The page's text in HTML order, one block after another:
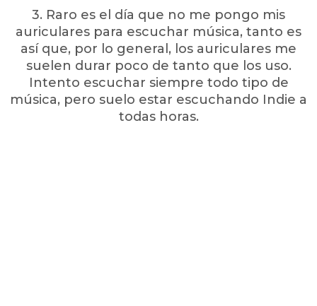
3. Raro es el día que no me pongo mis
auriculares para escuchar música, tanto es
así que, por lo general, los auriculares me
suelen durar poco de tanto que los uso.
Intento escuchar siempre todo tipo de
música, pero suelo estar escuchando Indie a
todas horas.